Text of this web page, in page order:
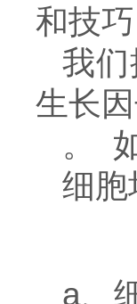
和技
我
生长
。
细胞
a、